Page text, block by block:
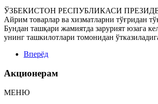
ЎЗБЕКИСТОН РЕСПУБЛИКАСИ
Айрим товарлар ва хизматларни тўғридан
Бундан ташқари жамиятда зарурият юзага
унинг ташкилотлари томонидан
Вперёд
Акционерам
МЕНЮ